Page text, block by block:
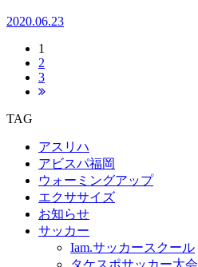
2020.06.23
1
2
3
TAG
アスリハ
アビスパ福岡
ウォーミングアップ
エクササイズ
お知らせ
サッカー
Iam.サッカースクール
タケスポサッカー大会